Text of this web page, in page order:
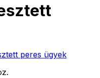
peres ügyek